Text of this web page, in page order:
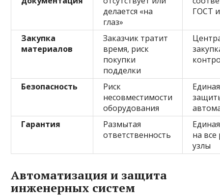
делается «на
глаз»
ГОСТ
Закупка
материалов
Заказчик тратит
время, риск
покупки
подделки
Безопасность
Риск
несовместимости
оборудования
Гарантия
Размытая
ответственность
на
узлы
Автоматизация и защита
инженерных систем